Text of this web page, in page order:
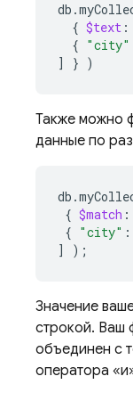
{ $text :
{ "city"
]
} )
Также можно
данные по
{ $match :
{ "city" :
]
) ;
Значение
строкой. Ваш
объединен с
оператора